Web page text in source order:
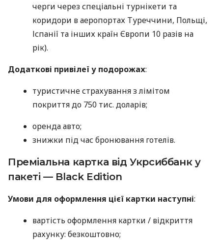
черги через спеціальні турнікети та
коридори в аеропортах Туреччини, Польщі,
Іспанії та інших країн Європи 10 разів на
рік).
Додаткові привілеї у подорожах:
туристичне страхування з лімітом
покриття до 750 тис. доларів;
оренда авто;
знижки під час бронювання готелів.
Преміальна картка від Укрсиббанк у
пакеті — Black Edition
Умови для оформлення цієї картки наступні:
вартість оформлення картки / відкриття
рахунку: безкоштовно;